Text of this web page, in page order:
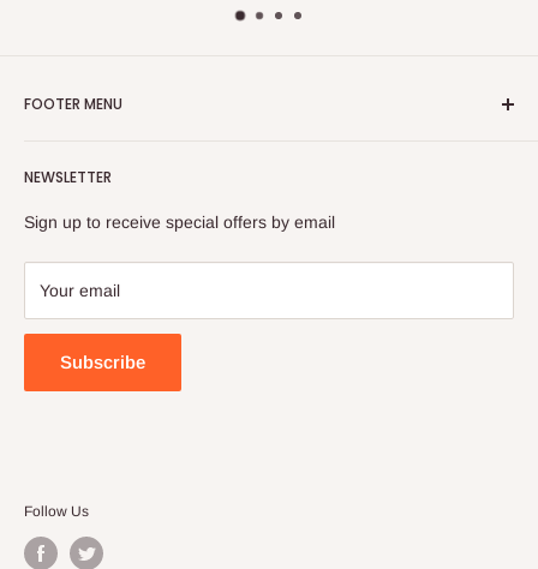
NEWSLETTER
Sign up to receive special offers by email
Your email
Subscribe
FOOTER MENU
FAQ
Contact Us
Follow Us